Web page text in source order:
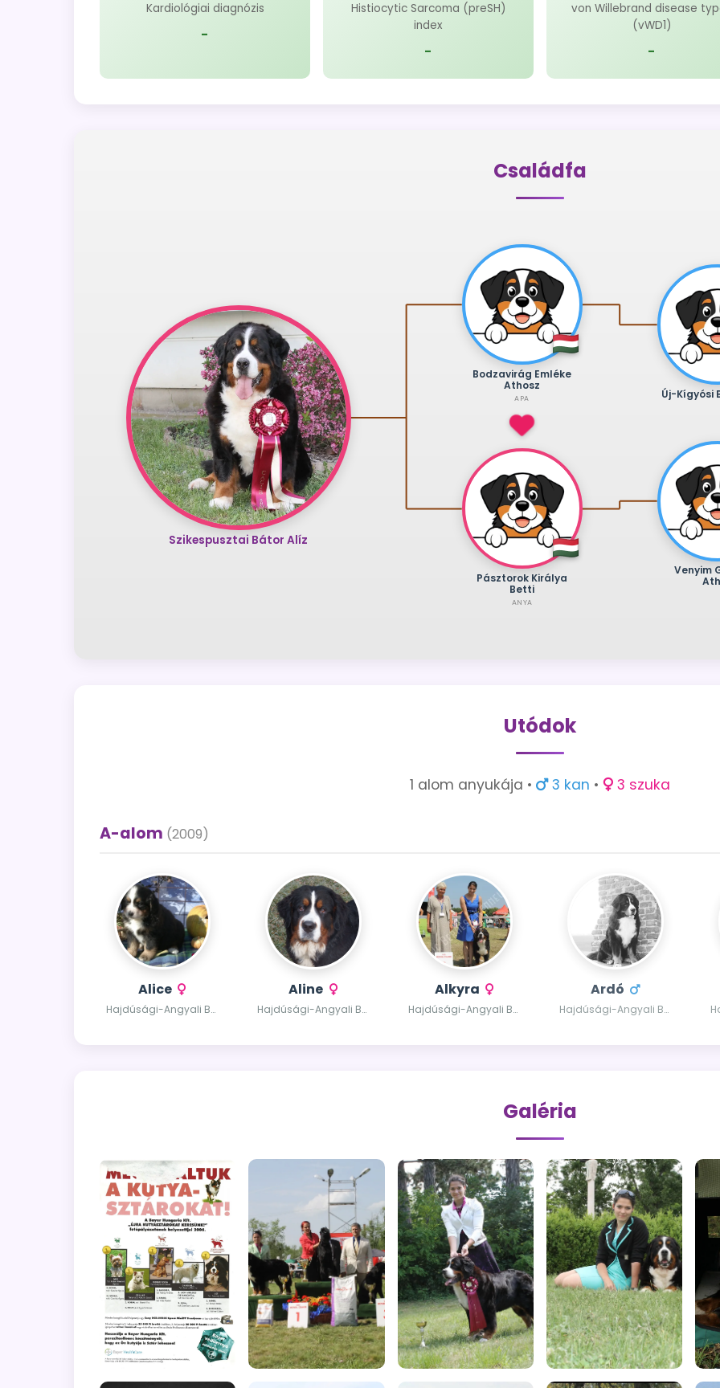
Kardiológiai diagnózis
-
Histiocytic Sarcoma (preSH)
index
-
von Willebrand disease
(vWD1)
-
Családfa
Szikespusztai Bátor Alíz
Bodzavirág Emléke
Athosz
APA
Pásztorok Királya
Betti
ANYA
Új-Kígyósi
Venyim
Utódok
1 alom anyukája • 3 kan • 3 szuka
A-alom (2009)
Alice
Hajdúsági-Angyali Berni Alice
Aline
Hajdúsági-Angyali Berni Aline
Alkyra
Hajdúsági-Angyali Berni Alkyra
Ardó
Hajdúsági-Angyali Berni Ardó
Galéria